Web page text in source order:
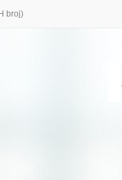
broj)